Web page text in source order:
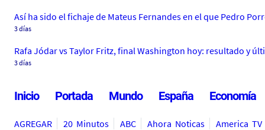
Así ha sido el fichaje de Mateus Fernandes en el que Pedro
3 días
Rafa Jódar vs Taylor Fritz, final Washington hoy: resultado y
3 días
Inicio Portada Mundo España Economía
AGREGAR 20 Minutos ABC Ahora Noticas
America TV